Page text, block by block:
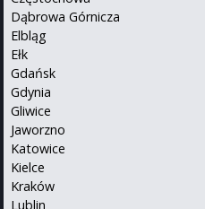
Dąbrowa Górnicza
Elbląg
Ełk
Gdańsk
Gdynia
Gliwice
Jaworzno
Katowice
Kielce
Kraków
Lublin